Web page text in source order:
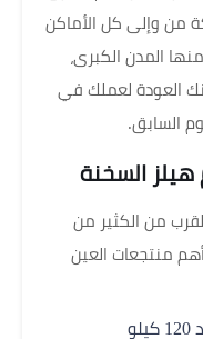
من وإلى كل الأماكن
المدن الكبرى،
العودة لعملك في
السابق.
هيلز السخنة
من الكثير من
منتجعات العين
مدينة القاهرة الكبرى التي تبعد 120 كيلو